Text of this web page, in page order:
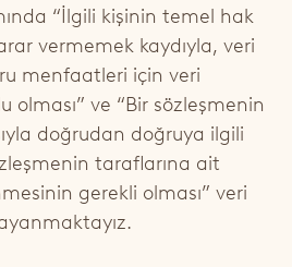
“İlgili kişinin temel hak
vermemek kaydıyla, veri
menfaatleri için veri
olması” ve “Bir sözleşmenin
doğrudan doğruya ilgili
taraflarına ait
gerekli olması” veri